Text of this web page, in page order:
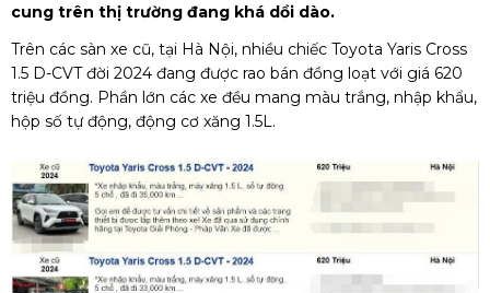
cung trên thị trường đang khá dồi dào.
Trên các sàn xe cũ, tại Hà Nội, nhiều chiếc Toyota Yaris Cross
1.5 D-CVT đời 2024 đang được rao bán đồng loạt với giá 620
triệu đồng. Phần lớn các xe đều mang màu trắng, nhập khẩu,
hộp số tự động, động cơ xăng 1.5L.